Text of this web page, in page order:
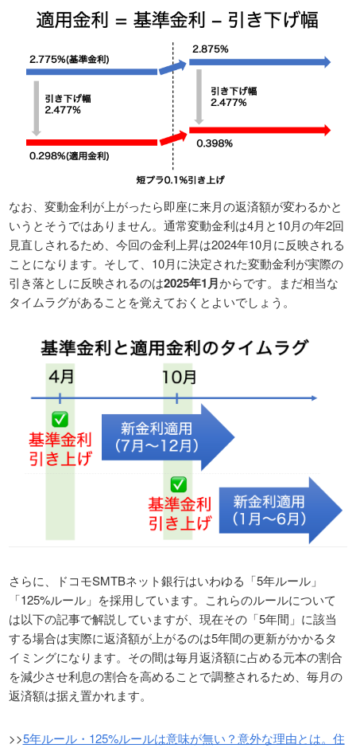
なお、変動金利が上がったら即座に来月の返済額が変わるかと
いうとそうではありません。通常変動金利は4月と10月の年2回
見直しされるため、今回の金利上昇は2024年10月に反映される
ことになります。そして、10月に決定された変動金利が実際の
引き落としに反映されるのは2025年1月からです。まだ相当な
タイムラグがあることを覚えておくとよいでしょう。
さらに、ドコモSMTBネット銀行はいわゆる「5年ルール」
「125%ルール」を採用しています。これらのルールについて
は以下の記事で解説していますが、現在その「5年間」に該当
する場合は実際に返済額が上がるのは5年間の更新がかかるタ
イミングになります。その間は毎月返済額に占める元本の割合
を減少させ利息の割合を高めることで調整されるため、毎月の
返済額は据え置かれます。
>>5年ルール・125%ルールは意味が無い？意外な理由とは。住